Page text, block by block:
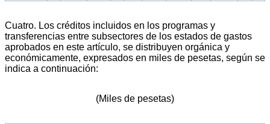
Cuatro. Los créditos incluidos en los programas y
transferencias entre subsectores de los estados de gastos
aprobados en este artículo, se distribuyen orgánica y
económicamente, expresados en miles de pesetas, según se
indica a continuación:
(Miles de pesetas)